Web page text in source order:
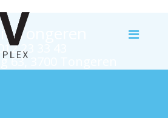
Tongeren
23 33 43
63, 3700 Tongeren